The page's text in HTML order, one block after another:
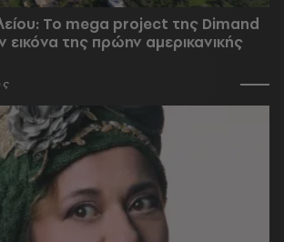
To mega project της Dimand
εικόνα της πρώην αμερικανικής